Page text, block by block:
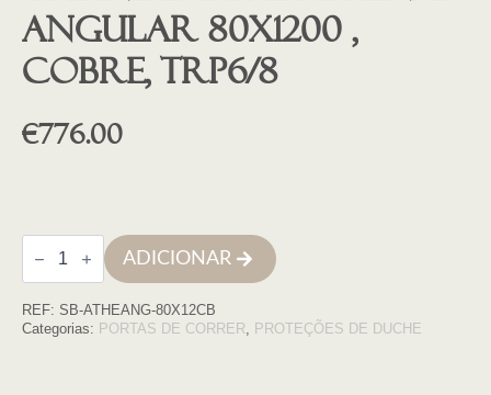
Angular 80X1200 ,
Cobre, trp6/8
€776.00
Quantidade
de
Cabine
Athenas
Angular
ADICIONAR
REF: SB-ATHEANG-80X12CB
Categorias: PORTAS DE CORRER, PROTEÇÕES DE DUCHE